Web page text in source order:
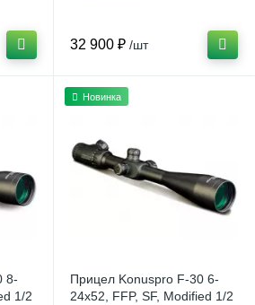
32 900 ₽ /шт
8-
1/2
Новинка
Прицел Konuspro F-30 6-
24x52, FFP, SF, Modified 1/2